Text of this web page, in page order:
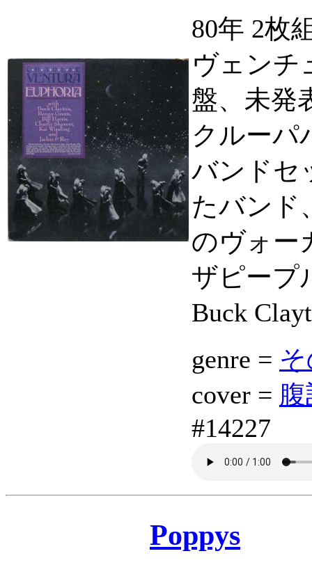
80年 2枚
ヴェンチ
盤、未発
クルーパ
バンドセ
たバンド
のヴォー
ザピープ
Buck
genre =
cover =
#14227
Poppys